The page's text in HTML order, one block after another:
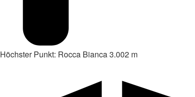
Höchster Punkt: Rocca Bianca 3.002 m